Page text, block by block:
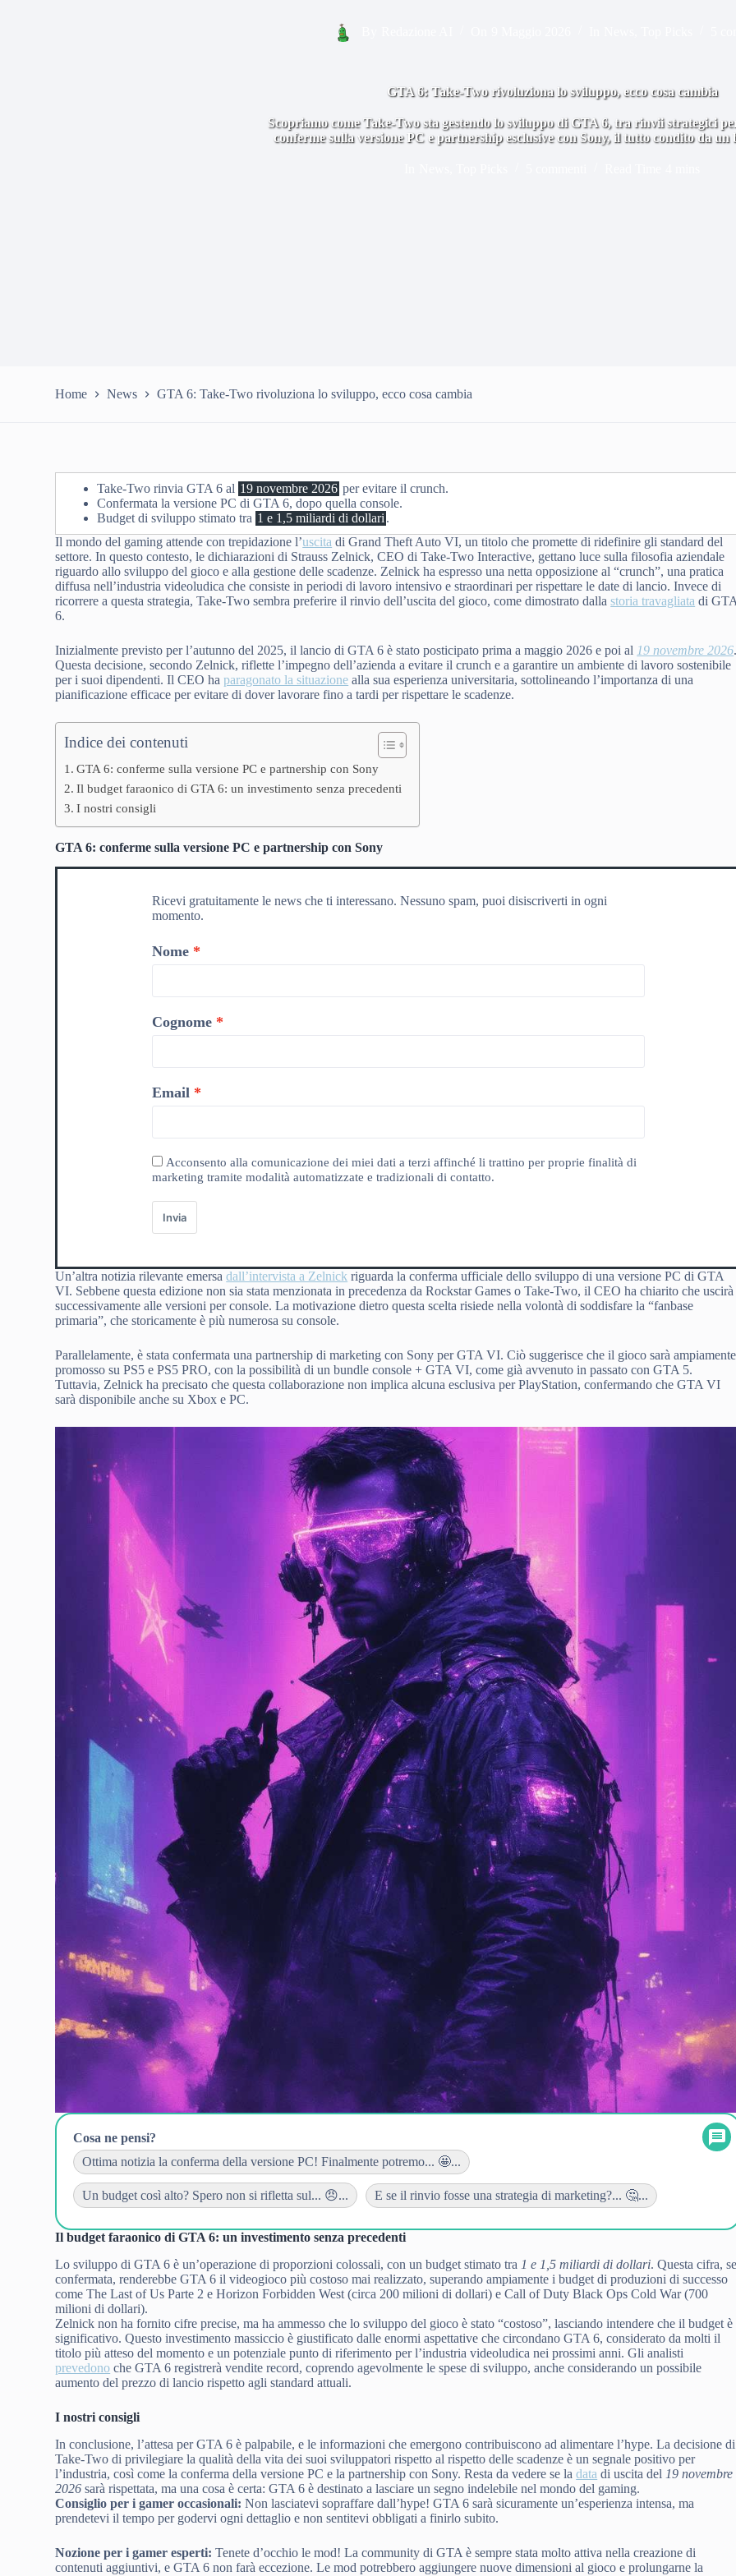
GTA 6: Take-Two rivoluziona lo sviluppo, ecco cosa cambia
Scopriamo come Take-Two sta gestendo lo sviluppo di GTA 6, tra rinvii strategici
conferme sulla versione PC e partnership esclusive con Sony, il tutto condito da un
Home News GTA 6: Take-Two rivoluziona lo sviluppo, ecco cosa cambia
Take-Two rinvia GTA 6 al 19 novembre 2026 per evitare il crunch.
Confermata la versione PC di GTA 6, dopo quella console.
Budget di sviluppo stimato tra 1 e 1,5 miliardi di dollari .
Il mondo del gaming attende con trepidazione l’uscita di Grand Theft Auto VI, un titolo che promette di ridefinire gli standard del
settore. In questo contesto, le dichiarazioni di Strauss Zelnick, CEO di Take-Two Interactive, gettano luce sulla filosofia aziendale
riguardo allo sviluppo del gioco e alla gestione delle scadenze. Zelnick ha espresso una netta opposizione al “crunch”, una pratica
diffusa nell’industria videoludica che consiste in periodi di lavoro intensivo e straordinari per rispettare le date di lancio. Invece di
ricorrere a questa strategia, Take-Two sembra preferire il rinvio dell’uscita del gioco, come dimostrato dallastoria travagliata di
6.
Inizialmente previsto per l’autunno del 2025, il lancio di GTA 6 è stato posticipato prima a maggio 2026 e poi al 19 novembre 2026
Questa decisione, secondo Zelnick, riflette l’impegno dell’azienda a evitare il crunch e a garantire un ambiente di lavoro sostenibile
per i suoi dipendenti. Il CEO haparagonato la situazione alla sua esperienza universitaria, sottolineando l’importanza di una
pianificazione efficace per evitare di dover lavorare fino a tardi per rispettare le scadenze.
Indice dei contenuti
GTA 6: conferme sulla versione PC e partnership con Sony
Il budget faraonico di GTA 6: un investimento senza precedenti
I nostri consigli
GTA 6: conferme sulla versione PC e partnership con Sony
Ricevi gratuitamente le news che ti interessano. Nessuno spam, puoi disiscriverti in ogni
momento.
Nome
Cognome
Email
Acconsento alla comunicazione dei miei dati a terzi affinché li trattino per proprie finalità di
marketing tramite modalità automatizzate e tradizionali di contatto.
Invia
Un’altra notizia rilevante emersadall’intervista a Zelnick riguarda la conferma ufficiale dello sviluppo di una versione PC di GTA
VI. Sebbene questa edizione non sia stata menzionata in precedenza da Rockstar Games o Take-Two, il CEO ha chiarito che uscirà
successivamente alle versioni per console. La motivazione dietro questa scelta risiede nella volontà di soddisfare la “fanbase
primaria”, che storicamente è più numerosa su console.
Parallelamente, è stata confermata una partnership di marketing con Sony per GTA VI. Ciò suggerisce che il gioco sarà ampiamente
promosso su PS5 e PS5 PRO, con la possibilità di un bundle console + GTA VI, come già avvenuto in passato con GTA 5.
Tuttavia, Zelnick ha precisato che questa collaborazione non implica alcuna esclusiva per PlayStation, confermando che GTA VI
sarà disponibile anche su Xbox e PC.
Cosa ne pensi?
Ottima notizia la conferma della versione PC! Finalmente potremo... 🤩...
Un budget così alto? Spero non si rifletta sul... 😠... E se il rinvio fosse una strategia di marketing?... 🤔...
Il budget faraonico di GTA 6: un investimento senza precedenti
Lo sviluppo di GTA 6 è un’operazione di proporzioni colossali, con un budget stimato tra 1 e 1,5 miliardi di dollari. Questa cifra,
confermata, renderebbe GTA 6 il videogioco più costoso mai realizzato, superando ampiamente i budget di produzioni di successo
come The Last of Us Parte 2 e Horizon Forbidden West (circa 200 milioni di dollari) e Call of Duty Black Ops Cold War (700
milioni di dollari).
Zelnick non ha fornito cifre precise, ma ha ammesso che lo sviluppo del gioco è stato “costoso”, lasciando intendere che il budget è
significativo. Questo investimento massiccio è giustificato dalle enormi aspettative che circondano GTA 6, considerato da molti il
titolo più atteso del momento e un potenziale punto di riferimento per l’industria videoludica nei prossimi anni. Gli analisti
prevedono che GTA 6 registrerà vendite record, coprendo agevolmente le spese di sviluppo, anche considerando un possibile
aumento del prezzo di lancio rispetto agli standard attuali.
I nostri consigli
In conclusione, l’attesa per GTA 6 è palpabile, e le informazioni che emergono contribuiscono ad alimentare l’hype. La decisione di
Take-Two di privilegiare la qualità della vita dei suoi sviluppatori rispetto al rispetto delle scadenze è un segnale positivo per
l’industria, così come la conferma della versione PC e la partnership con Sony. Resta da vedere se ladata di uscita del 19 novembre
2026 sarà rispettata, ma una cosa è certa: GTA 6 è destinato a lasciare un segno indelebile nel mondo del gaming.
Consiglio per i gamer occasionali: Non lasciatevi sopraffare dall’hype! GTA 6 sarà sicuramente un’esperienza intensa, ma
prendetevi il tempo per godervi ogni dettaglio e non sentitevi obbligati a finirlo subito.
Nozione per i gamer esperti: Tenete d’occhio le mod! La community di GTA è sempre stata molto attiva nella creazione di
contenuti aggiuntivi, e GTA 6 non farà eccezione. Le mod potrebbero aggiungere nuove dimensioni al gioco e prolungarne la